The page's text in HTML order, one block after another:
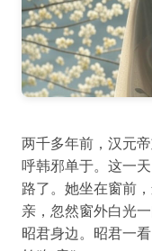
两千多年前，汉元
呼韩邪单于。这一
路了。她坐在窗前
亲，忽然窗外白光
昭君身边。昭君一